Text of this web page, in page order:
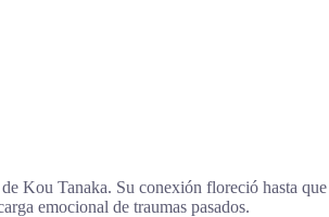
Kou Tanaka. Su conexión floreció hasta
emocional de traumas pasados.